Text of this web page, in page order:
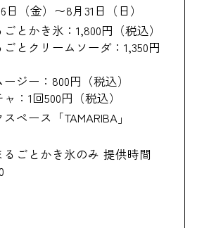
日（金）〜8月31日（日）
とかき氷：1,800円（税込）
とクリームソーダ：1,350円
ジー：800円（税込）
：1回500円（税込）
ペース「TAMARIBA」
ごとかき氷のみ 提供時間